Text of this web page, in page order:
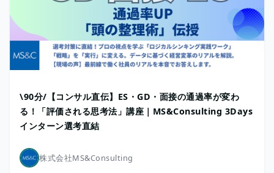
\90分/【コンサル直伝】ES・GD・面接の通過率が変わ
る！「評価される思考法」講座｜MS&Consulting 3Days
インターン選考直結
株式会社MS&Consulting